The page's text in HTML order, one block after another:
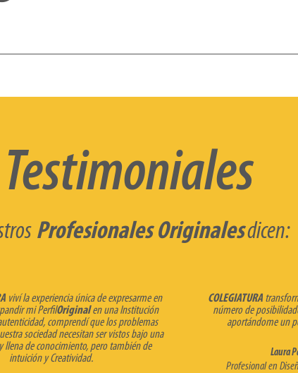
Testimoniales
Profesionales Originalesdicen:
viví la experiencia única de expresarme en
mi PerfilOriginalen una Institución
comprendí que los problemas
sociedad necesitan ser vistos bajo una
llena de conocimiento, pero también de
intuición y Creatividad.
COLEGIATURA
número de
aportándome un
Laura
Profesional en